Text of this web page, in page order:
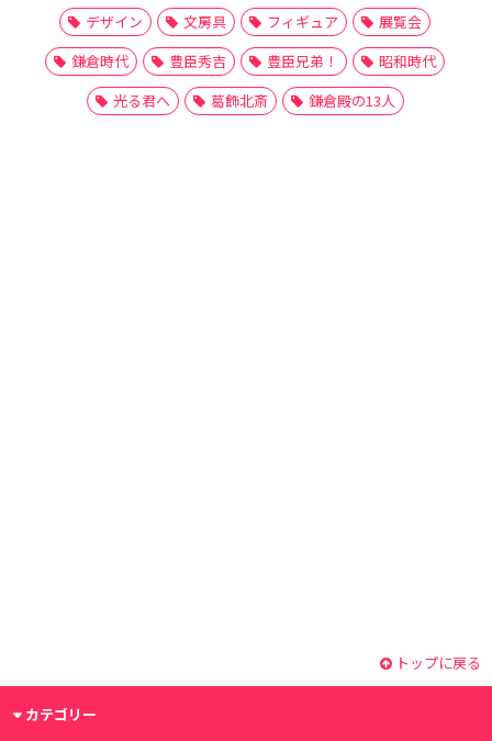
デザイン
文房具 フィギュア
展覧会
鎌倉時代
豊臣秀吉 豊臣兄弟！
昭和時代
光る君へ
葛飾北斎 鎌倉殿の13人
トップに戻る
カテゴリー